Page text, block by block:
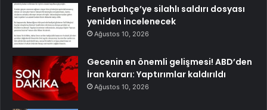
Fenerbahçe’ye silahlı saldırı dosyası
yeniden incelenecek
Ağustos 10, 2026
Gecenin en önemli gelişmesi! ABD’den
İran kararı: Yaptırımlar kaldırıldı
Ağustos 10, 2026